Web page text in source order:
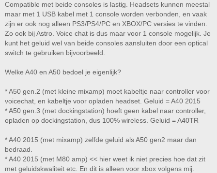
Waar heb ik naar gekeken?
- astro a50, mixamp wil ik niet. Teveel kabels en omzetten van ps4 naar
Xbox lijkt mij een gedoe.
Ik neig naar de astro a40, maar die is al een surround stereo en niet 7.1
Iemand die mij advies hierin kan geven? Dit is niet my field of expertise...
Compatible met beide consoles is lastig. Headsets kunnen meestal
maar met 1 USB kabel met 1 console worden verbonden, en vaak
zijn er ook nog alleen PS3/PS4/PC en XBOX/PC versies te vinden.
Zo ook bij Astro. Voice chat is dus maar voor 1 console mogelijk. Je
kunt het geluid wel van beide consoles aansluiten door een optical
switch te gebruiken bijvoorbeeld.
Welke A40 en A50 bedoel je eigenlijk?
* A50 gen.2 (met kleine mixamp) moet kabeltje naar controller voor
voicechat, en kabeltje voor opladen headset. Geluid = A40 2015
* A50 gen.3 (met dockingstation) hoeft geen kabel naar controller,
opladen op dockingstation, dus 100% wireless. Geluid = A40TR
* A40 2015 (met mixamp) zelfde geluid als A50 gen2 maar dan
bedraad.
* A40 2015 (met M80 amp) << hier weet ik niet precies hoe dat zit
met geluidskwaliteit etc. En dit is alleen voor xbox volgens mij.